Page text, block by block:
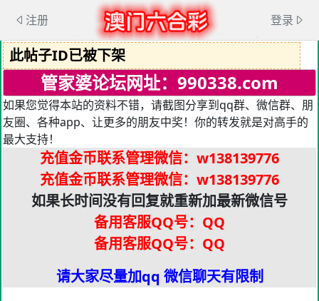
注册 登录
此帖子ID已被下架
管家婆论坛网址：990338.com
如果您觉得本站的资料不错，请截图分享到qq群、微信群、朋
友圈、各种app、让更多的朋友中奖！你的转发就是对高手的
最大支持！
充值金币联系管理微信：w138139776
充值金币联系管理微信：w138139776
如果长时间没有回复就重新加最新微信号
备用客服QQ号：QQ
备用客服QQ号：QQ
请大家尽量加qq 微信聊天有限制